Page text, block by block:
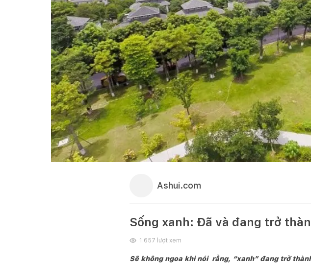
Ashui.com
Sống xanh: Đã và đang trở
1.657 lượt xem
Sẽ không ngoa khi nói rằng, “xanh” đang trở